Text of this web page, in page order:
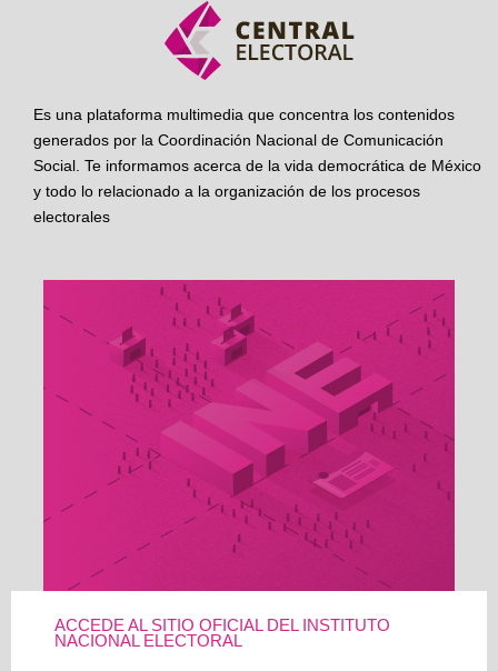
Es una plataforma multimedia que concentra los contenidos
generados por la Coordinación Nacional de Comunicación
Social. Te informamos acerca de la vida democrática de México
y todo lo relacionado a la organización de los procesos
electorales
ACCEDE AL SITIO OFICIAL DEL INSTITUTO
NACIONAL ELECTORAL